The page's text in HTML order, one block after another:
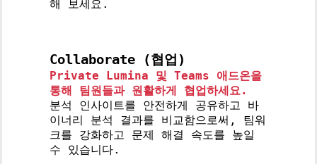
해 보세요.
Collaborate (협업)
Private Lumina 및 Teams 애드온을
통해 팀원들과 원활하게 협업하세요.
분석 인사이트를 안전하게 공유하고 바
이너리 분석 결과를 비교함으로써, 팀워
크를 강화하고 문제 해결 속도를 높일
수 있습니다.